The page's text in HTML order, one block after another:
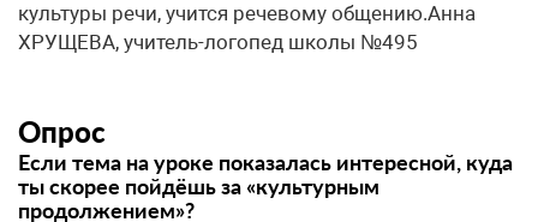
культуры речи, учится речевому общению.Анна
ХРУЩЕВА, учитель-логопед школы №495
Опрос
Если тема на уроке показалась интересной, куда
ты скорее пойдёшь за «культурным
продолжением»?